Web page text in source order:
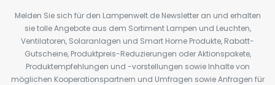
Melden Sie sich für den Lampenwelt.de Newsletter an und erhalten
sie tolle Angebote aus dem Sortiment Lampen und Leuchten,
Ventilatoren, Solaranlagen und Smart Home Produkte, Rabatt-
Gutscheine, Produktpreis-Reduzierungen oder Aktionspakete,
Produktempfehlungen und -vorstellungen sowie Inhalte von
möglichen Kooperationspartnern und Umfragen sowie Anfragen für